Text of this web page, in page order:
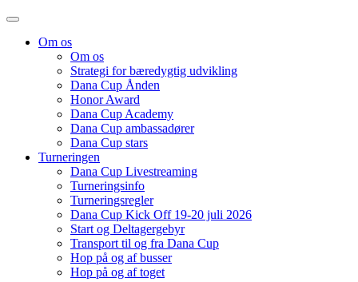
Om os
Om os
Strategi for bæredygtig udvikling
Dana Cup Ånden
Honor Award
Dana Cup Academy
Dana Cup ambassadører
Dana Cup stars
Turneringen
Dana Cup Livestreaming
Turneringsinfo
Turneringsregler
Dana Cup Kick Off 19-20 juli 2026
Start og Deltagergebyr
Transport til og fra Dana Cup
Hop på og af busser
Hop på og af toget